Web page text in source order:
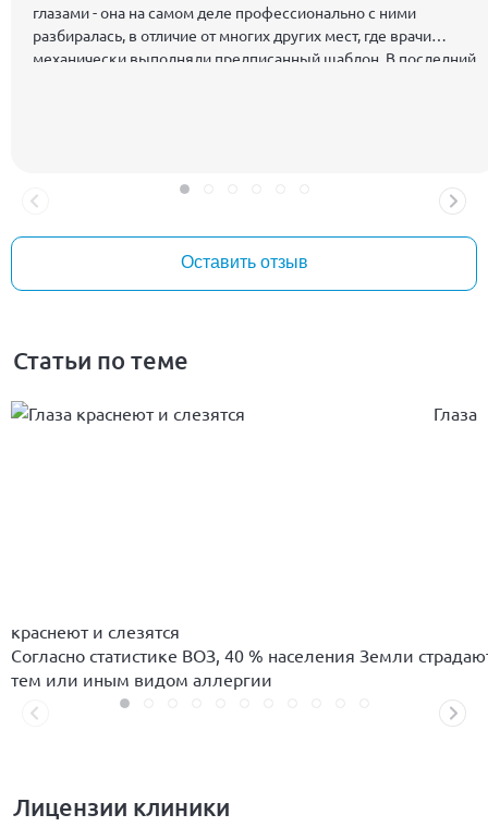
глазами - она на самом деле профессионально с ними
разбиралась, в отличие от многих других мест, где врачи
механически выполняли предписанный шаблон. В последний
Оставить отзыв
Статьи по теме
Глаза
краснеют и слезятся
Согласно статистике ВОЗ, 40 % населения Земли
тем или иным видом аллергии
Лицензии клиники